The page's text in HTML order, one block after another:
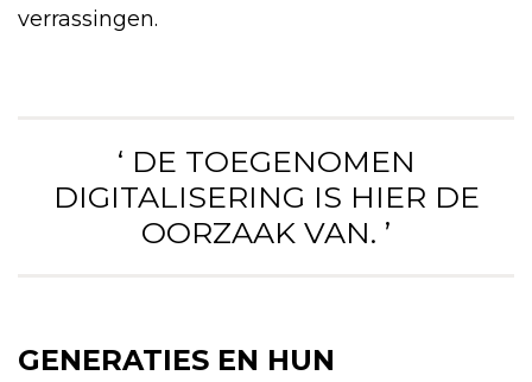
verrassingen.
‘ DE TOEGENOMEN
DIGITALISERING IS HIER DE
OORZAAK VAN. ’
GENERATIES EN HUN